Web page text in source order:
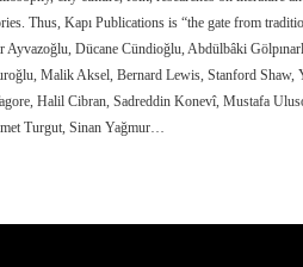
Thus, Kapı Publications is “the gate from
Ayvazoğlu, Dücane Cündioğlu, Abdülbâki
Malik Aksel, Bernard Lewis, Stanford Shaw,
Halil Cibran, Sadreddin Konevî, Mustafa
Turgut, Sinan Yağmur…